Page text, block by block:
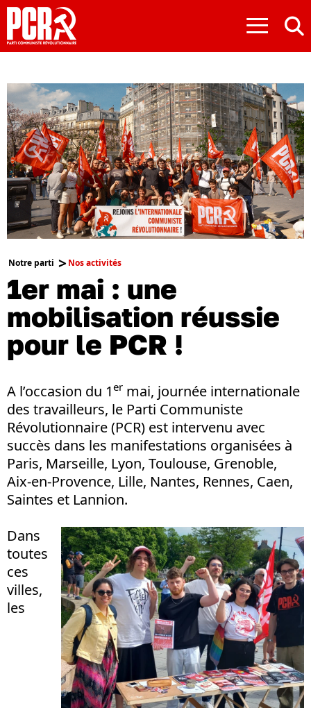
≡
Notre parti Nos activités
1er mai : une
mobilisation réussie
pour le PCR !
A l’occasion du 1er mai, journée internationale
des travailleurs, le Parti Communiste
Révolutionnaire (PCR) est intervenu avec
succès dans les manifestations organisées à
Paris, Marseille, Lyon, Toulouse, Grenoble,
Aix-en-Provence, Lille, Nantes, Rennes, Caen,
Saintes et Lannion.
Dans
toutes
ces
villes,
les